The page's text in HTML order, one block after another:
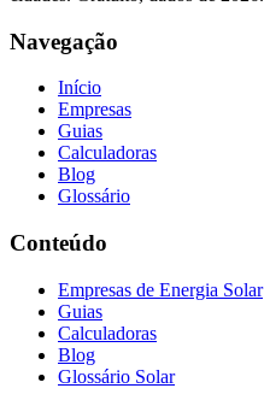
Navegação
Início
Empresas
Guias
Calculadoras
Blog
Glossário
Conteúdo
Empresas de Energia Solar
Guias
Calculadoras
Blog
Glossário Solar